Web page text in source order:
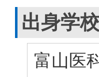
出身学校
富山医